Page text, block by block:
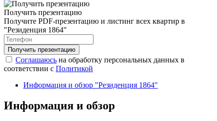
Получить презентацию
Получите PDF-презентацию и листинг всех квартир в
"Резиденция 1864"
Соглашаюсь на обработку персональных данных в
соответствии с Политикой
Информация и обзор "Резиденция 1864"
Информация и обзор